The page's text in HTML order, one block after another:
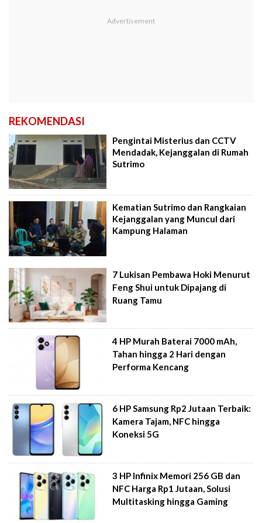
REKOMENDASI
Pengintai Misterius dan CCTV
Mendadak, Kejanggalan di Rumah
Sutrimo
Kematian Sutrimo dan Rangkaian
Kejanggalan yang Muncul dari
Kampung Halaman
7 Lukisan Pembawa Hoki Menurut
Feng Shui untuk Dipajang di
Ruang Tamu
4 HP Murah Baterai 7000 mAh,
Tahan hingga 2 Hari dengan
Performa Kencang
6 HP Samsung Rp2 Jutaan Terbaik:
Kamera Tajam, NFC hingga
Koneksi 5G
3 HP Infinix Memori 256 GB dan
NFC Harga Rp1 Jutaan, Solusi
Multitasking hingga Gaming